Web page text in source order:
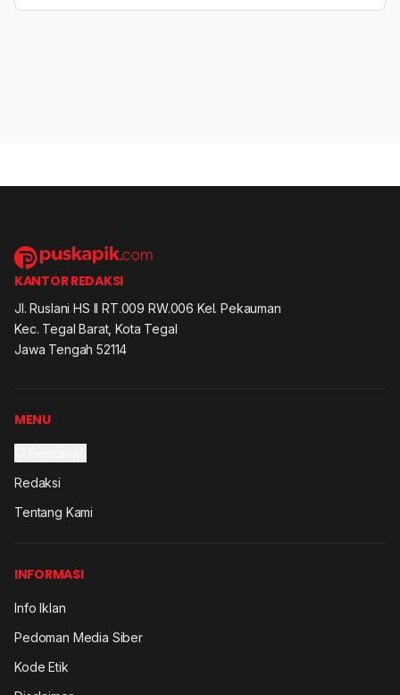
KANTOR REDAKSI
Jl. Ruslani HS II RT.009 RW.006 Kel. Pekauman
Kec. Tegal Barat, Kota Tegal
Jawa Tengah 52114
MENU
Redaksi
Tentang Kami
INFORMASI
Info Iklan
Pedoman Media Siber
Kode Etik